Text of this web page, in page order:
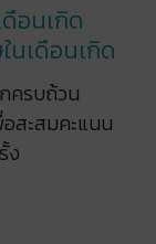
อนเกิด
นเดือนเกิด
ครบถ้วน
อสะสมคะแนน
ง